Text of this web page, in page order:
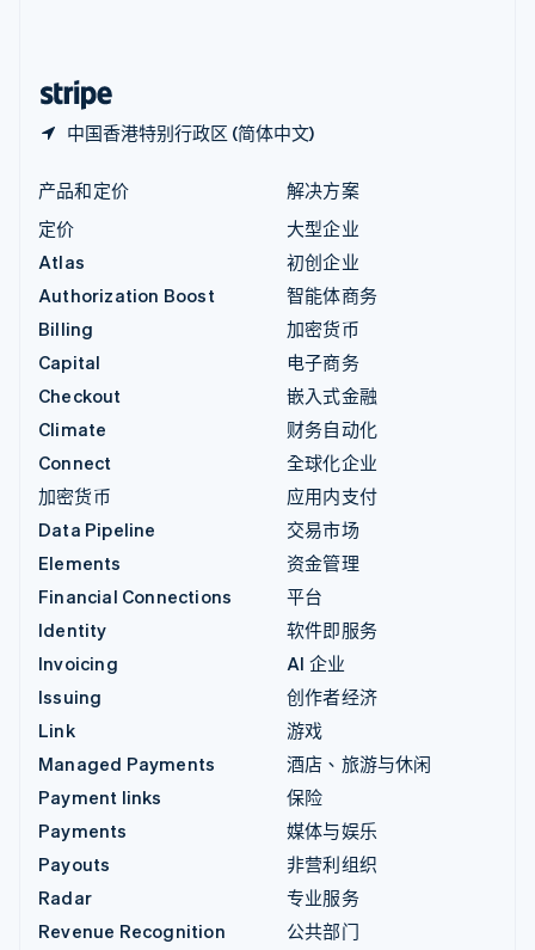
中国香港特别行政区 (简体中文)
产品和定价
定价
Atlas
Authorization Boost
Billing
Capital
Checkout
Climate
Connect
加密货币
Data Pipeline
Elements
Financial Connections
Identity
Invoicing
Issuing
Link
Managed Payments
Payment links
Payments
Payouts
Radar
Revenue Recognition
解决方案
大型企业
初创企业
智能体商务
加密货币
电子商务
嵌入式金融
财务自动化
全球化企业
应用内支付
交易市场
资金管理
平台
软件即服务
AI 企业
创作者经济
游戏
酒店、旅游与休闲
保险
媒体与娱乐
非营利组织
专业服务
公共部门